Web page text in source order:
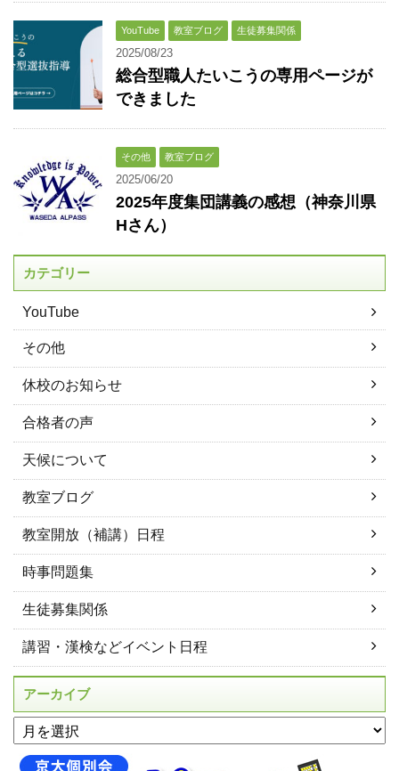
YouTube 教室ブログ 生徒募集関係
2025/08/23
総合型職人たいこうの専用ページが
できました
その他 教室ブログ
2025/06/20
2025年度集団講義の感想（神奈川県
Hさん）
カテゴリー
YouTube
その他
休校のお知らせ
合格者の声
天候について
教室ブログ
教室開放（補講）日程
時事問題集
生徒募集関係
講習・漢検などイベント日程
アーカイブ
アーカイブ